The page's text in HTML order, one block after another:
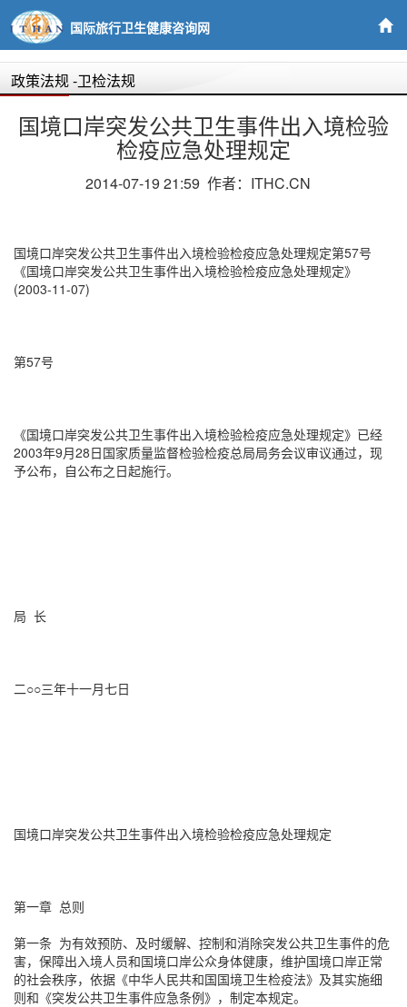
国际旅行卫生健康咨询网
政策法规-卫检法规
国境口岸突发公共卫生事件出入境检验
检疫应急处理规定
2014-07-19 21:59 作者：ITHC.CN
国境口岸突发公共卫生事件出入境检验检疫应急处理规定第57号
《国境口岸突发公共卫生事件出入境检验检疫应急处理规定》
(2003-11-07)
第57号
《国境口岸突发公共卫生事件出入境检验检疫应急处理规定》已经
2003年9月28日国家质量监督检验检疫总局局务会议审议通过，现
予公布，自公布之日起施行。
局 长
二○○三年十一月七日
国境口岸突发公共卫生事件出入境检验检疫应急处理规定
第一章 总则
第一条 为有效预防、及时缓解、控制和消除突发公共卫生事件的危
害，保障出入境人员和国境口岸公众身体健康，维护国境口岸正常
的社会秩序，依据《中华人民共和国国境卫生检疫法》及其实施细
则和《突发公共卫生事件应急条例》，制定本规定。